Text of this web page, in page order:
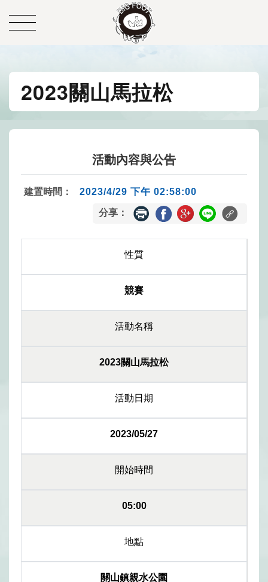
2023關山馬拉松
活動內容與公告
建置時間： 2023/4/29 下午 02:58:00
分享：
性質
競賽
活動名稱
2023關山馬拉松
活動日期
2023/05/27
開始時間
05:00
地點
關山鎮親水公園